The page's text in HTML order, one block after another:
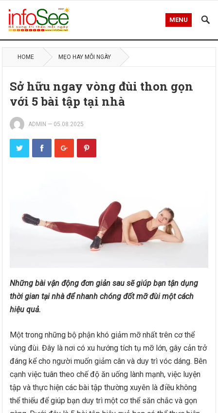
MENU
HOME MẸO HAY MỖI NGÀY
Sở hữu ngay vòng đùi thon gọn
với 5 bài tập tại nhà
ADMIN — 05.08.2025
Những bài vận động đơn giản sau sẽ giúp bạn tận dụng
thời gian tại nhà để nhanh chóng đốt mỡ đùi một cách
hiệu quả.
Một trong những bộ phận khó giảm mỡ nhất trên cơ thể
vùng đùi. Đây là nơi có xu hướng tích tụ mỡ lớn, gây cản trở
đáng kể cho người muốn giảm cân và duy trì vóc dáng. Bên
cạnh việc tuân theo chế độ ăn uống lành mạnh, việc luyện
tập và thực hiện các bài tập thường xuyên là điều không
thể thiếu để giúp bạn duy trì một cơ thể săn chắc và gọn